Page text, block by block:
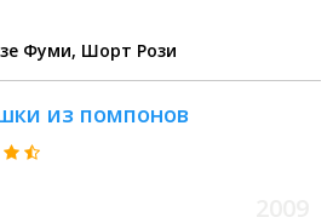
Камидзе Фуми, Шорт Рози
из помпонов